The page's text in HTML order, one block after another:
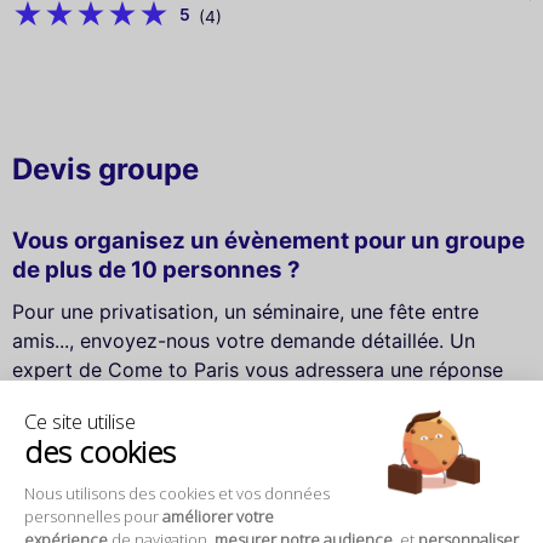
Ce site utilise
des cookies
Nous utilisons des cookies et vos données
personnelles pouraméliorer votre
expérience de navigation, mesurer notre audience , et personnaliser
5 (4)
Devis groupe
Vous organisez un évènement pour un groupe
de plus de 10 personnes ?
Pour une privatisation, un séminaire, une fête entre
amis..., envoyez-nous votre demande détaillée. Un
expert de Come to Paris vous adressera une réponse
Nom *